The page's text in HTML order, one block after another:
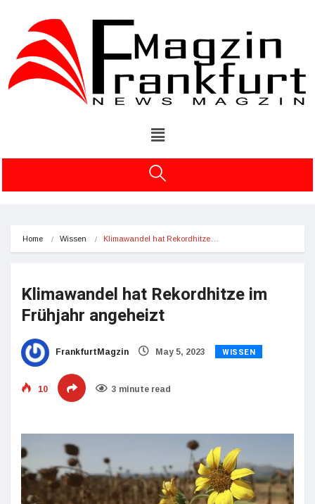
Home Wissen Klimawandel hat Rekordhitze…
Klimawandel hat Rekordhitze im
Frühjahr angeheizt
FrankfurtMagzin May 5, 2023 WISSEN
10 3 minute read